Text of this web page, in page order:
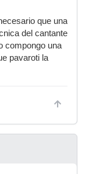
que una
del cantante
compongo una
pavaroti la